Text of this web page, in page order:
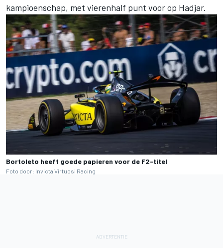
kampioenschap, met vierenhalf punt voor op Hadjar.
Bortoleto heeft goede papieren voor de F2-titel
Foto door: Invicta Virtuosi Racing